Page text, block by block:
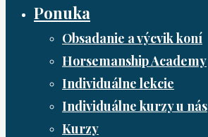
Ponuka
Obsadanie a výcvik koní
Horsemanship Academy
Individuálne lekcie
Individuálne kurzy u nás
Kurzy